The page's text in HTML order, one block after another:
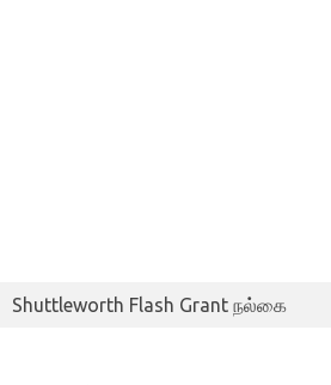
Shuttleworth Flash Grant நல்கை